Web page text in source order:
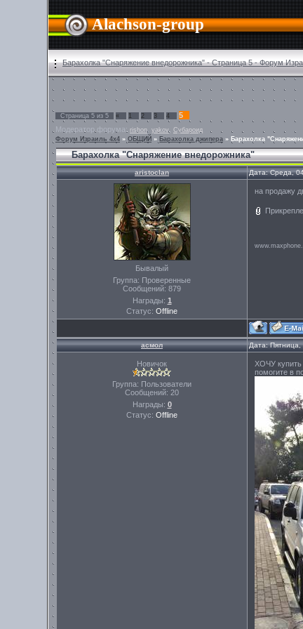
Alachson-group
Барахолка "Снаряжение внедорожника" - Страница 5 - Форум
Страница 5 из 5 « 1 2 3 4
5
Модератор форума: rishon yakov Субароид
Форум Израиль 4х4 » ОБЩИЙ » Барахолка джипера » Барахолка
Барахолка "Снаряжение внедорожника"
aristoclan Дата: Среда,
Бывалый
Группа: Проверенные
Сообщений: 879
Награды: 1
Статус: Offline
на продажу
асмол Дата:
Новичок
Группа: Пользователи
Сообщений: 20
Награды: 0
Статус: Offline
ХОЧУ купить
помогите в